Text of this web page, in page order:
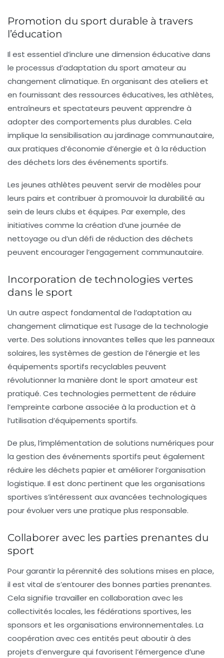
Promotion du sport durable à travers
l’éducation
Il est essentiel d’inclure une dimension éducative dans
le processus d’adaptation du sport amateur au
changement climatique. En organisant des ateliers et
en fournissant des ressources éducatives, les athlètes,
entraîneurs et spectateurs peuvent apprendre à
adopter des comportements plus durables. Cela
implique la sensibilisation au jardinage communautaire,
aux pratiques d’économie d’énergie et à la réduction
des déchets lors des événements sportifs.
Les jeunes athlètes peuvent servir de modèles pour
leurs pairs et contribuer à promouvoir la durabilité au
sein de leurs clubs et équipes. Par exemple, des
initiatives comme la création d’une journée de
nettoyage ou d’un défi de réduction des déchets
peuvent encourager l’engagement communautaire.
Incorporation de technologies vertes
dans le sport
Un autre aspect fondamental de l’adaptation au
changement climatique est l’usage de la technologie
verte. Des solutions innovantes telles que les panneaux
solaires, les systèmes de gestion de l’énergie et les
équipements sportifs recyclables peuvent
révolutionner la manière dont le sport amateur est
pratiqué. Ces technologies permettent de réduire
l’empreinte carbone associée à la production et à
l’utilisation d’équipements sportifs.
De plus, l’implémentation de solutions numériques pour
la gestion des événements sportifs peut également
réduire les déchets papier et améliorer l’organisation
logistique. Il est donc pertinent que les organisations
sportives s’intéressent aux avancées technologiques
pour évoluer vers une pratique plus responsable.
Collaborer avec les parties prenantes du
sport
Pour garantir la pérennité des solutions mises en place,
il est vital de s’entourer des bonnes parties prenantes.
Cela signifie travailler en collaboration avec les
collectivités locales, les fédérations sportives, les
sponsors et les organisations environnementales. La
coopération avec ces entités peut aboutir à des
projets d’envergure qui favorisent l’émergence d’une